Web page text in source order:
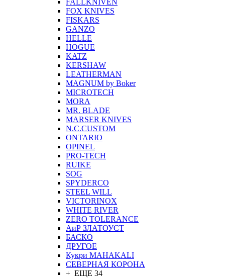
FALLKNIVEN
FOX KNIVES
FISKARS
GANZO
HELLE
HOGUE
KATZ
KERSHAW
LEATHERMAN
MAGNUM by Boker
MICROTECH
MORA
MR. BLADE
MARSER KNIVES
N.C.CUSTOM
ONTARIO
OPINEL
PRO-TECH
RUIKE
SOG
SPYDERCO
STEEL WILL
VICTORINOX
WHITE RIVER
ZERO TOLERANCE
АиР ЗЛАТОУСТ
БАСКО
ДРУГОЕ
Кукри MAHAKALI
СЕВЕРНАЯ КОРОНА
+ ЕЩЕ 34